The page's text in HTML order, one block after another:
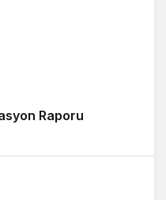
Raporu